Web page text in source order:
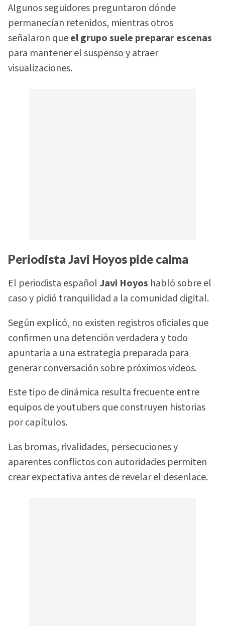
Algunos seguidores preguntaron dónde
permanecían retenidos, mientras otros
señalaron queel grupo suele preparar escenas
para mantener el suspenso y atraer
visualizaciones.
Periodista Javi Hoyos pide calma
El periodista españolJavi Hoyos habló sobre el
caso y pidió tranquilidad a la comunidad digital.
Según explicó, no existen registros oficiales que
confirmen una detención verdadera y todo
apuntaría a una estrategia preparada para
generar conversación sobre próximos videos.
Este tipo de dinámica resulta frecuente entre
equipos de youtubers que construyen historias
por capítulos.
Las bromas, rivalidades, persecuciones y
aparentes conflictos con autoridades permiten
crear expectativa antes de revelar el desenlace.